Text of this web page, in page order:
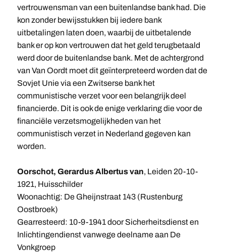
vertrouwensman van een buitenlandse bank had. Die
kon zonder bewijsstukken bij iedere bank
uitbetalingen laten doen, waarbij de uitbetalende
bank er op kon vertrouwen dat het geld terugbetaald
werd door de buitenlandse bank. Met de achtergrond
van Van Oordt moet dit geïnterpreteerd worden dat de
Sovjet Unie via een Zwitserse bank het
communistische verzet voor een belangrijk deel
financierde. Dit is ook de enige verklaring die voor de
financiële verzetsmogelijkheden van het
communistisch verzet in Nederland gegeven kan
worden.
Oorschot, Gerardus Albertus van, Leiden 20-10-
1921, Huisschilder
Woonachtig: De Gheijnstraat 143 (Rustenburg
Oostbroek)
Gearresteerd: 10-9-1941 door Sicherheitsdienst en
Inlichtingendienst vanwege deelname aan De
Vonkgroep